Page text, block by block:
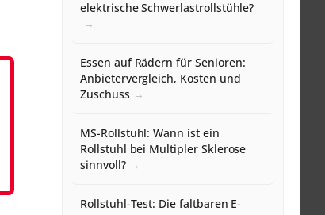
elektrische Schwerlastrollstühle?
Essen auf Rädern für Senioren:
Anbietervergleich, Kosten und
Zuschuss
MS-Rollstuhl: Wann ist ein
Rollstuhl bei Multipler Sklerose
sinnvoll?
Rollstuhl-Test: Die faltbaren E-